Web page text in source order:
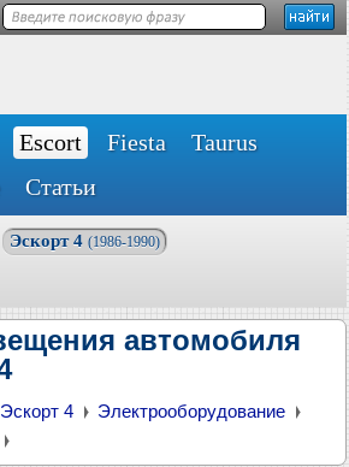
Escort Fiesta
Taurus
Статьи
Эскорт 4 (1986-1990)
автомобиля
Эскорт 4
Электрооборудование